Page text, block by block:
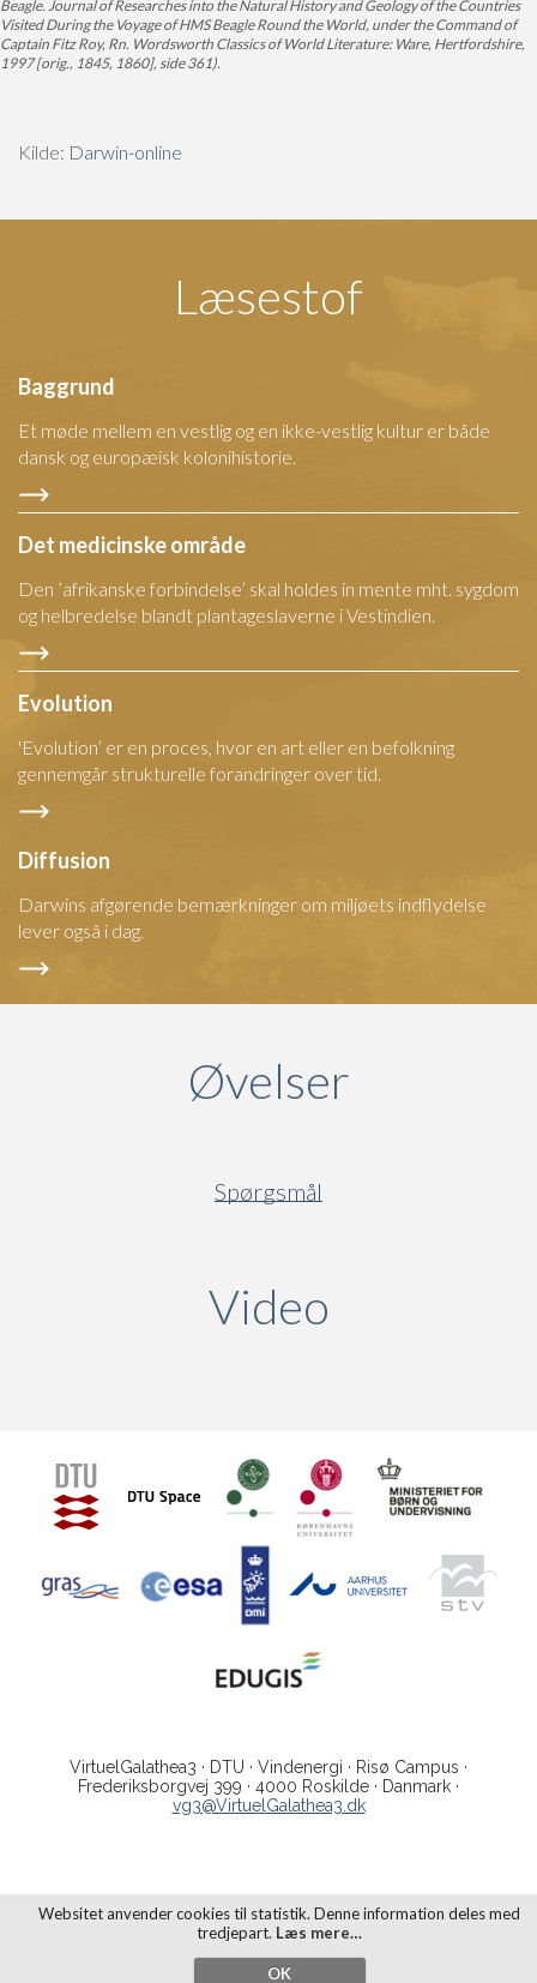
Websitet anvender cookies til statistik. Denne information deles med
tredjepart. Læs mere…
OK
Beagle. Journal of Researches into the Natural History and Geology of the Countries
Visited During the Voyage of HMS Beagle Round the World, under the Command of
Captain Fitz Roy, Rn. Wordsworth Classics of World Literature: Ware, Hertfordshire,
1997 [orig., 1845, 1860], side 361).
Kilde: Darwin-online
Læsestof
Baggrund
Et møde mellem en vestlig og en ikke-vestlig kultur er både
dansk og europæisk kolonihistorie.
Det medicinske område
Den ’afrikanske forbindelse’ skal holdes in mente mht. sygdom
og helbredelse blandt plantageslaverne i Vestindien.
Evolution
'Evolution’ er en proces, hvor en art eller en befolkning
gennemgår strukturelle forandringer over tid.
Diffusion
Darwins afgørende bemærkninger om miljøets indflydelse
lever også i dag.
Øvelser
Spørgsmål
Video
VirtuelGalathea3 · DTU · Vindenergi · Risø Campus ·
Frederiksborgvej 399 · 4000 Roskilde · Danmark ·
vg3@VirtuelGalathea3.dk